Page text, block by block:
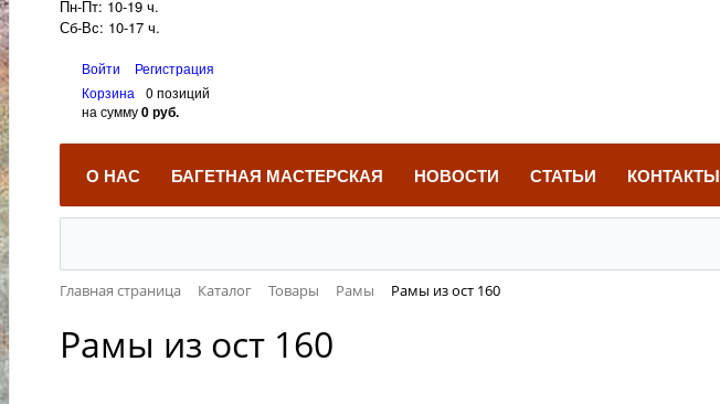
Пн-Пт: 10-19 ч.
Сб-Вс: 10-17 ч.
Войти
Регистрация
Корзина
0 позиций
на сумму0 руб.
О НАС БАГЕТНАЯ МАСТЕРСКАЯ НОВОСТИ СТАТЬИ КОНТАКТЫ
Главная страница Каталог Товары Рамы Рамы из ост 160
Рамы из ост 160